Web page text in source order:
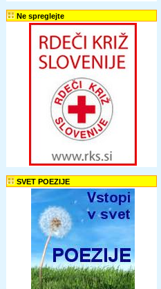
Ne spreglejte
SVET POEZIJE